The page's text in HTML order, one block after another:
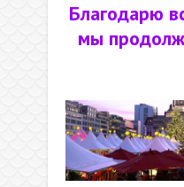
Благодарю
мы